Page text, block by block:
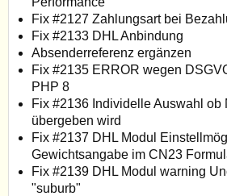
Fix #2127 Zahlungsart bei
Fix #2133 DHL Anbindung
Absenderreferenz ergänzen
Fix #2135 ERROR wegen
PHP 8
Fix #2136 Individelle Auswahl ob
übergeben wird
Fix #2137 DHL Modul
Gewichtsangabe im CN23
Fix #2139 DHL Modul warning
"suburb"